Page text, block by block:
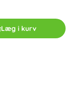
Læg i kurv